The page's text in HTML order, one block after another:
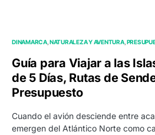
DINAMARCA NATURALEZA Y AVENTURA
Guía para Viajar a las
de 5 Días, Rutas de
Presupuesto
Cuando el avión desciende entre
emergen del Atlántico Norte como